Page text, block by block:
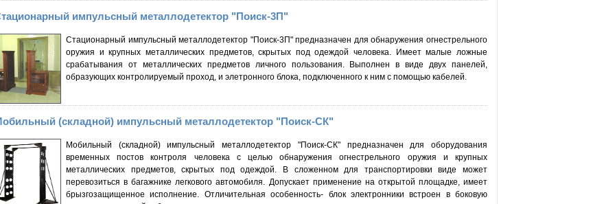
импульсный металлодетектор "Поиск-3П"
Стационарный импульсный металлодетектор "Поиск-3П" предназначен для обнаружения огнестрельного
оружия и крупных металлических предметов, скрытых под одеждой человека. Имеет малые ложные
срабатывания от металлических предметов личного пользования. Выполнен в виде двух панелей,
образующих контролируемый проход, и элетронного блока, подключенного к ним с помощью кабелей.
(складной) импульсный металлодетектор "Поиск-СК"
Мобильный (складной) импульсный металлодетектор "Поиск-СК" предназначен для оборудования
временных постов контроля человека с целью обнаружения огнестрельного оружия и крупных
металлических предметов, скрытых под одеждой. В сложенном для транспортировки виде может
перевозиться в багажнике легкового автомобиля. Допускает применение на открытой площадке, имеет
брызгозащищенное исполнение. Отличительная особенность- блок электронники встроен в боковую